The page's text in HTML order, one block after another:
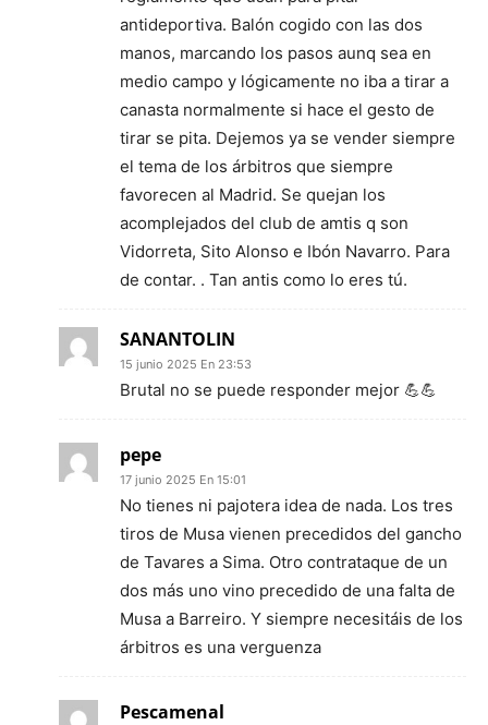
antideportiva. Balón cogido con las dos
manos, marcando los pasos aunq sea en
medio campo y lógicamente no iba a tirar a
canasta normalmente si hace el gesto de
tirar se pita. Dejemos ya se vender siempre
el tema de los árbitros que siempre
favorecen al Madrid. Se quejan los
acomplejados del club de amtis q son
Vidorreta, Sito Alonso e Ibón Navarro. Para
de contar. . Tan antis como lo eres tú.
SANANTOLIN
15 junio 2025 En 23:53
Brutal no se puede responder mejor 💪💪
pepe
17 junio 2025 En 15:01
No tienes ni pajotera idea de nada. Los tres
tiros de Musa vienen precedidos del gancho
de Tavares a Sima. Otro contrataque de un
dos más uno vino precedido de una falta de
Musa a Barreiro. Y siempre necesitáis de los
árbitros es una verguenza
Pescamenal